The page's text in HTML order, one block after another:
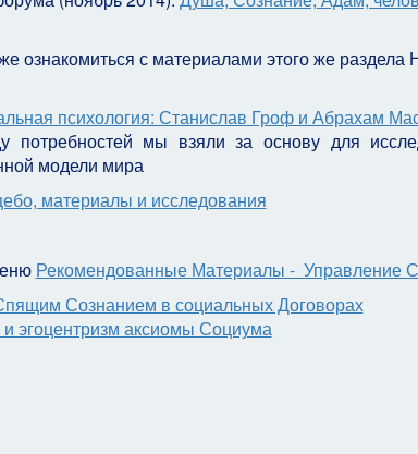
ознакомиться с материалами этого же раздела
психология: Станислав Гроф и Абрахам
потребностей мы взяли за основу для
модели мира
материалы и исследования
Рекомендованные Материалы - Управление
Сознанием в социальных Договорах
эгоцентризм аксиомы Социума